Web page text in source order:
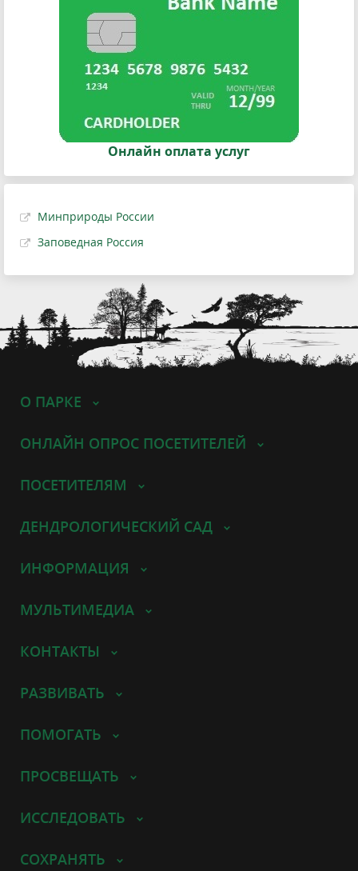
Онлайн оплата услуг
Минприроды России
Заповедная Россия
О ПАРКЕ
ОНЛАЙН ОПРОС ПОСЕТИТЕЛЕЙ
ПОСЕТИТЕЛЯМ
ДЕНДРОЛОГИЧЕСКИЙ САД
ИНФОРМАЦИЯ
МУЛЬТИМЕДИА
КОНТАКТЫ
РАЗВИВАТЬ
ПОМОГАТЬ
ПРОСВЕЩАТЬ
ИССЛЕДОВАТЬ
СОХРАНЯТЬ